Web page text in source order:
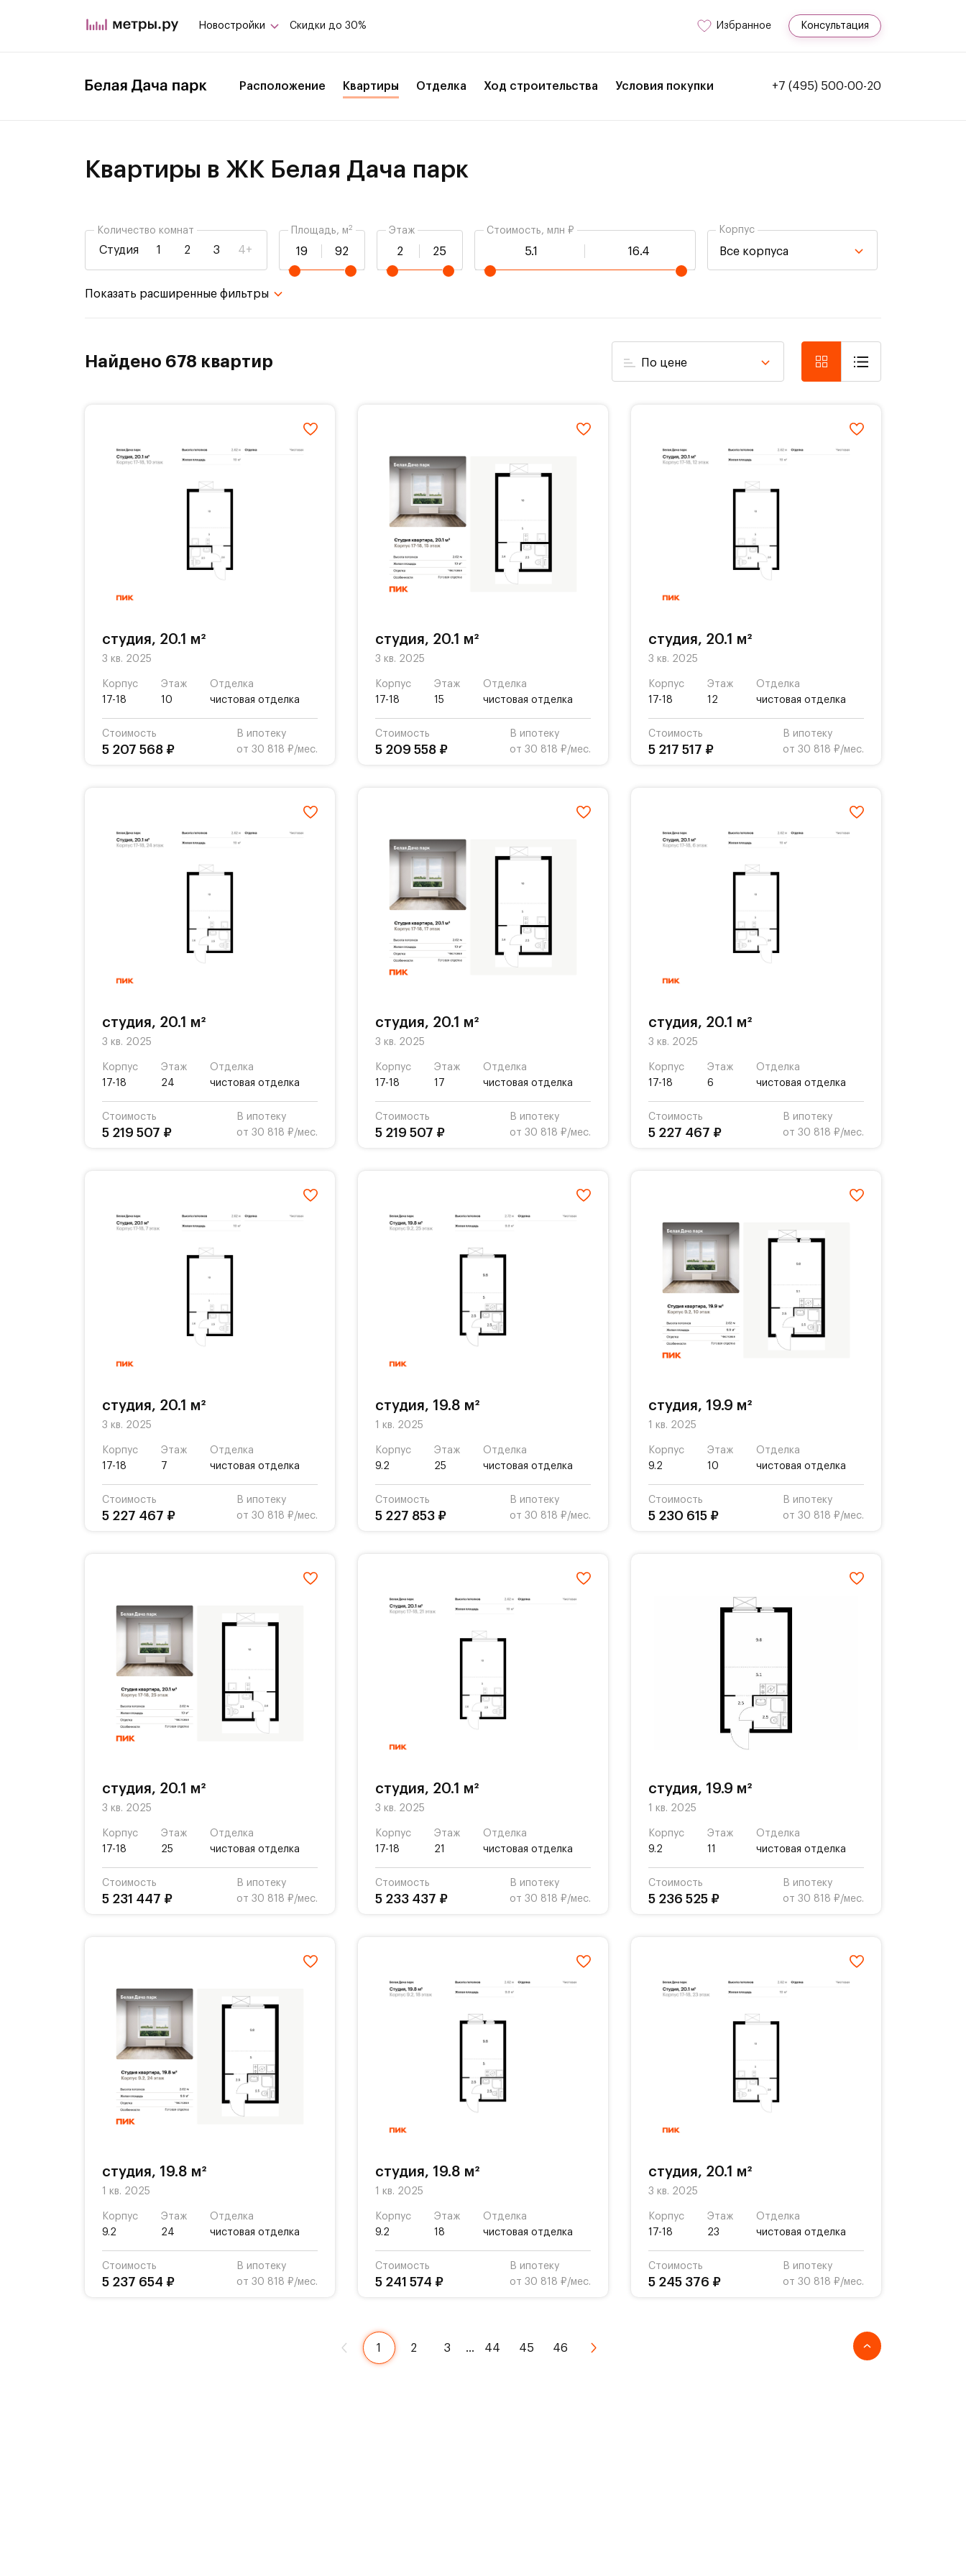
Новостройки Скидки до 30% Избранное Консультация
Расположение Квартиры Отделка Ход строительства Условия покупки +7 (495) 500-00-20
Квартиры в ЖК Белая Дача парк
Количество комнат
Студия 1 2 3 4+
Площадь, м2 Этаж Стоимость, млн ₽ Корпус
Все корпуса
не важно не важно
Показать расширенные фильтры
Найдено 678 квартир По цене
студия, 20.1 м²
3 кв. 2025
Корпус
17-18
Этаж
10
Отделка
чистовая отделка
Стоимость
5 207 568 ₽
В ипотеку
от 30 818 ₽/мес.
студия, 20.1 м²
3 кв. 2025
Корпус
17-18
Этаж
15
Отделка
чистовая отделка
Стоимость
5 209 558 ₽
В ипотеку
от 30 818 ₽/мес.
студия, 20.1 м²
3 кв. 2025
Корпус
17-18
Этаж
12
Отделка
чистовая отделка
Стоимость
5 217 517 ₽
В ипотеку
от 30 818 ₽/мес.
студия, 20.1 м²
3 кв. 2025
Корпус
17-18
Этаж
24
Отделка
чистовая отделка
Стоимость
5 219 507 ₽
В ипотеку
от 30 818 ₽/мес.
студия, 20.1 м²
3 кв. 2025
Корпус
17-18
Этаж
17
Отделка
чистовая отделка
Стоимость
5 219 507 ₽
В ипотеку
от 30 818 ₽/мес.
студия, 20.1 м²
3 кв. 2025
Корпус
17-18
Этаж
6
Отделка
чистовая отделка
Стоимость
5 227 467 ₽
В ипотеку
от 30 818 ₽/мес.
студия, 20.1 м²
3 кв. 2025
Корпус
17-18
Этаж
7
Отделка
чистовая отделка
Стоимость
5 227 467 ₽
В ипотеку
от 30 818 ₽/мес.
студия, 19.8 м²
1 кв. 2025
Корпус
9.2
Этаж
25
Отделка
чистовая отделка
Стоимость
5 227 853 ₽
В ипотеку
от 30 818 ₽/мес.
студия, 19.9 м²
1 кв. 2025
Корпус
9.2
Этаж
10
Отделка
чистовая отделка
Стоимость
5 230 615 ₽
В ипотеку
от 30 818 ₽/мес.
студия, 20.1 м²
3 кв. 2025
Корпус
17-18
Этаж
25
Отделка
чистовая отделка
Стоимость
5 231 447 ₽
В ипотеку
от 30 818 ₽/мес.
студия, 20.1 м²
3 кв. 2025
Корпус
17-18
Этаж
21
Отделка
чистовая отделка
Стоимость
5 233 437 ₽
В ипотеку
от 30 818 ₽/мес.
студия, 19.9 м²
1 кв. 2025
Корпус
9.2
Этаж
11
Отделка
чистовая отделка
Стоимость
5 236 525 ₽
В ипотеку
от 30 818 ₽/мес.
студия, 19.8 м²
1 кв. 2025
Корпус
9.2
Этаж
24
Отделка
чистовая отделка
Стоимость
5 237 654 ₽
В ипотеку
от 30 818 ₽/мес.
студия, 19.8 м²
1 кв. 2025
Корпус
9.2
Этаж
18
Отделка
чистовая отделка
Стоимость
5 241 574 ₽
В ипотеку
от 30 818 ₽/мес.
студия, 20.1 м²
3 кв. 2025
Корпус
17-18
Этаж
23
Отделка
чистовая отделка
Стоимость
5 245 376 ₽
В ипотеку
от 30 818 ₽/мес.
1 2 3 … 44 45 46